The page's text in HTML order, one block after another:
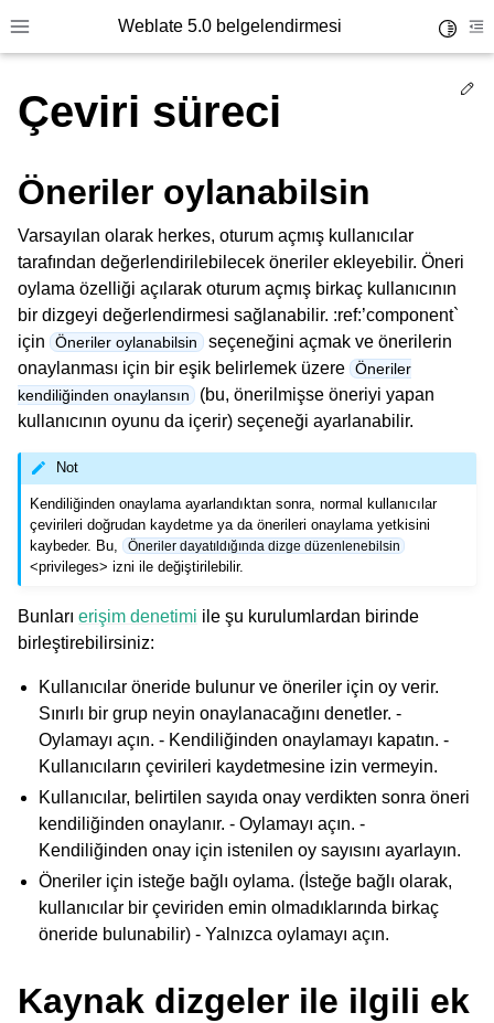
Toggle site navigation sidebar
Weblate 5.0 belgelendirmesi
navigation of Desteklenen dosya biçimleri
navigation of Yapılandırma yönergeleri
Çeviri süreci
Öneriler oylanabilsin
Varsayılan olarak herkes, oturum açmış kullanıcılar
tarafından değerlendirilebilecek öneriler ekleyebilir. Öneri
oylama özelliği açılarak oturum açmış birkaç kullanıcının
bir dizgeyi değerlendirmesi sağlanabilir. :ref:’component`
için
Öneriler oylanabilsin seçeneğini açmak ve önerilerin
onaylanması için bir eşik belirlemek üzere Öneriler
kendiliğinden onaylansın
(bu, önerilmişse öneriyi yapan
kullanıcının oyunu da içerir) seçeneği ayarlanabilir.
Not
Kendiliğinden onaylama ayarlandıktan sonra, normal kullanıcılar
çevirileri doğrudan kaydetme ya da önerileri onaylama yetkisini
kaybeder. Bu, Öneriler dayatıldığında dizge düzenlenebilsin
<privileges> izni ile değiştirilebilir.
Bunları erişim denetimi ile şu kurulumlardan birinde
birleştirebilirsiniz:
Kullanıcılar öneride bulunur ve öneriler için oy verir.
Sınırlı bir grup neyin onaylanacağını denetler. -
Oylamayı açın. - Kendiliğinden onaylamayı kapatın. -
Kullanıcıların çevirileri kaydetmesine izin vermeyin.
Kullanıcılar, belirtilen sayıda onay verdikten sonra öneri
kendiliğinden onaylanır. - Oylamayı açın. -
Kendiliğinden onay için istenilen oy sayısını ayarlayın.
Öneriler için isteğe bağlı oylama. (İsteğe bağlı olarak,
kullanıcılar bir çeviriden emin olmadıklarında birkaç
öneride bulunabilir) - Yalnızca oylamayı açın.
Kaynak dizgeler ile ilgili ek